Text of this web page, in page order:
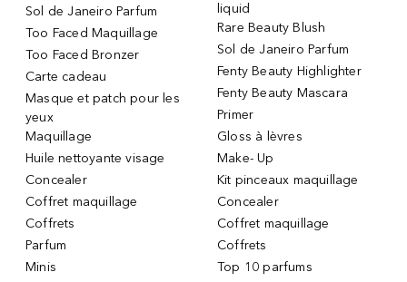
Sol de Janeiro Parfum
Too Faced Maquillage
Too Faced Bronzer
Carte cadeau
Masque et patch pour les
yeux
Maquillage
Huile nettoyante visage
Concealer
Coffret maquillage
Coffrets
Parfum
Minis
liquid
Rare Beauty Blush
Sol de Janeiro Parfum
Fenty Beauty Highlighter
Fenty Beauty Mascara
Primer
Gloss à lèvres
Make- Up
Kit pinceaux maquillage
Concealer
Coffret maquillage
Coffrets
Top 10 parfums